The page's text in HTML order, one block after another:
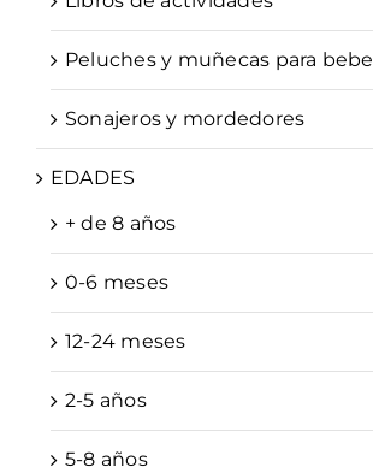
Peluches y muñecas para bebe
Sonajeros y mordedores
EDADES
+ de 8 años
0-6 meses
12-24 meses
2-5 años
5-8 años